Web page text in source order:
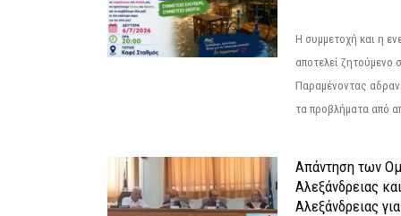
Η συμμετοχή και η
αποτελεί ζητούμενο
Παραμένοντας
τα προβλήματα από
Απάντηση των
Αλεξάνδρειας
Αλεξάνδρειας